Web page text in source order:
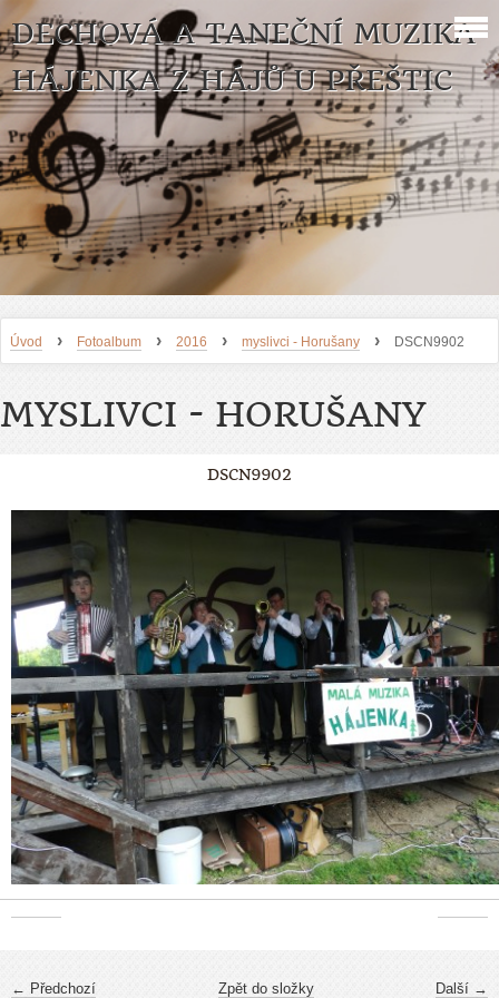
DECHOVÁ A TANEČNÍ MUZIKA
HÁJENKA Z HÁJŮ U PŘEŠTIC
Úvod › Fotoalbum › 2016 › myslivci - Horušany › DSCN9902
MYSLIVCI - HORUŠANY
DSCN9902
← Předchozí Další →
Zpět do složky